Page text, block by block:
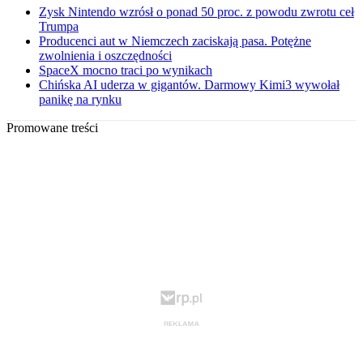
Zysk Nintendo wzrósł o ponad 50 proc. z powodu zwrotu ceł
Trumpa
Producenci aut w Niemczech zaciskają pasa. Potężne
zwolnienia i oszczędności
SpaceX mocno traci po wynikach
Chińska AI uderza w gigantów. Darmowy Kimi3 wywołał
panikę na rynku
Promowane treści